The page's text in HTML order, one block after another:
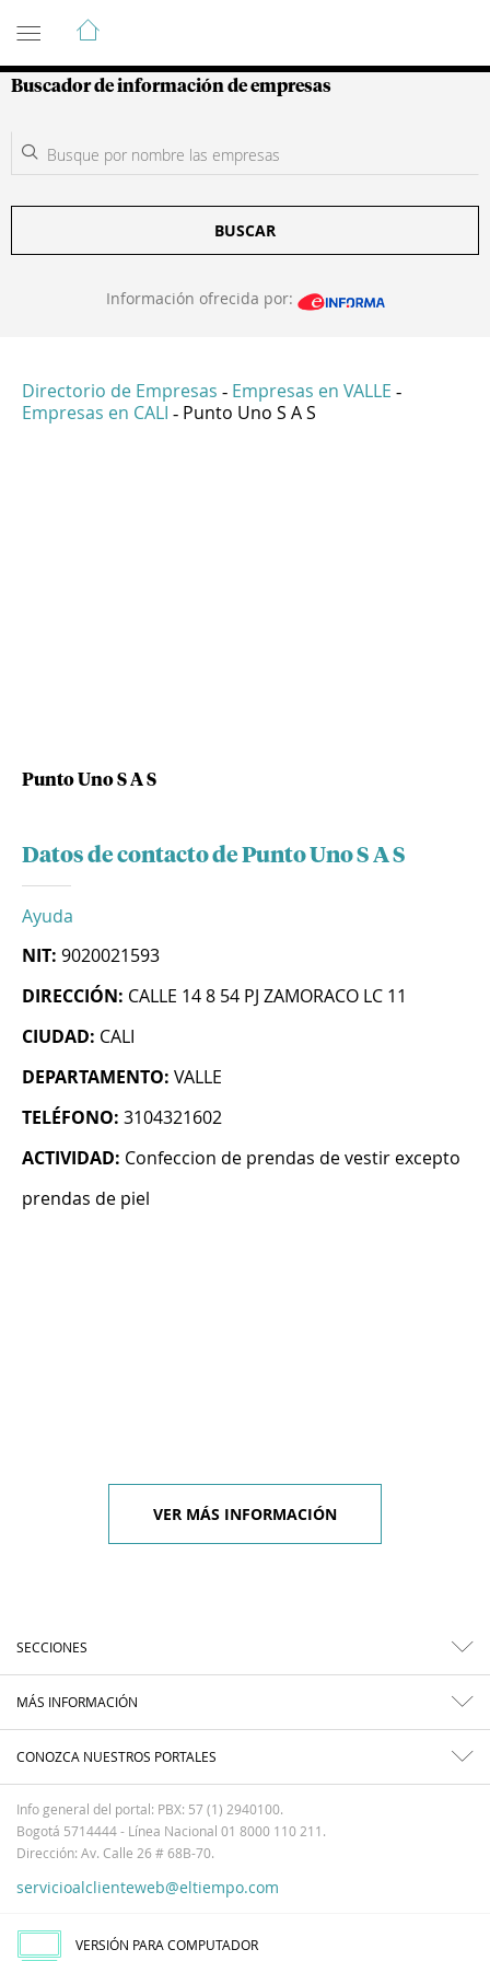
Guía de Empresas Colombianas
Buscador de información de empresas
BUSCAR
Información ofrecida por:
Directorio de Empresas - Empresas en VALLE -
Empresas en CALI - Punto Uno S A S
Punto Uno S A S
Datos de contacto de Punto Uno S A S
Ayuda
NIT: 9020021593
DIRECCIÓN: CALLE 14 8 54 PJ ZAMORACO LC 11
CIUDAD: CALI
DEPARTAMENTO: VALLE
TELÉFONO: 3104321602
ACTIVIDAD: Confeccion de prendas de vestir excepto
prendas de piel
VER MÁS INFORMACIÓN
SECCIONES
MÁS INFORMACIÓN
CONOZCA NUESTROS PORTALES
Info general del portal: PBX: 57 (1) 2940100.
Bogotá 5714444 - Línea Nacional 01 8000 110 211.
Dirección: Av. Calle 26 # 68B-70.
servicioalclienteweb@eltiempo.com
VERSIÓN PARA COMPUTADOR